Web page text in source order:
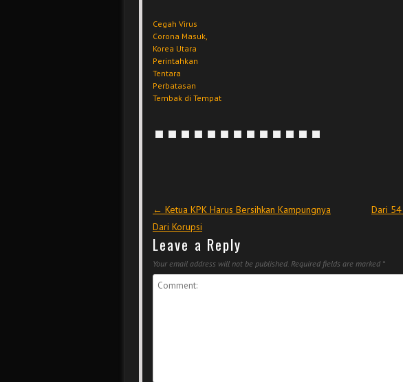
Cegah Virus
Corona Masuk,
Korea Utara
Perintahkan
Tentara
Perbatasan
Tembak di Tempat
Post navigation
← Ketua KPK Harus Bersihkan Kampungnya
Dari Korupsi
Dari
Leave a Reply
Your email address will not be published. Required fields are marked *